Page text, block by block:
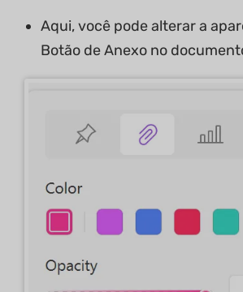
Aqui, você pode alterar a
Botão de Anexo no